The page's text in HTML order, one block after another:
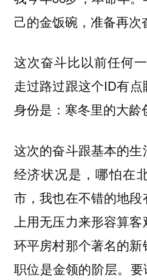
己的金饭碗，准备再次
这次奋斗比以前任何
走过路过跟这个ID有
身份是：寒冬里的大龄
这次的奋斗跟基本的
经济状况是，哪怕在
市，我也在不错的地
上用无压力来形容算
环平房村那个著名的新
职位是金领的阶层。